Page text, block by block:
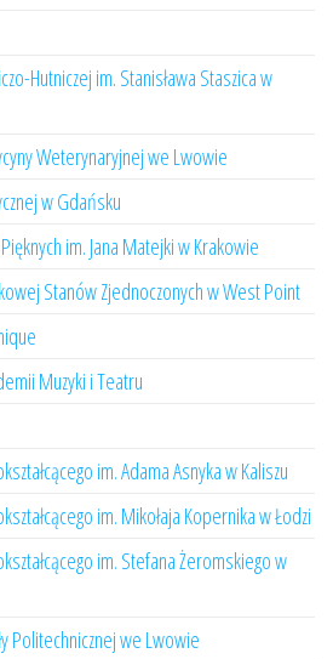
Hutniczej im. Stanisława Staszica w
Weterynaryjnej we Lwowie
w Gdańsku
im. Jana Matejki w Krakowie
Stanów Zjednoczonych w West Point
Muzyki i Teatru
im. Adama Asnyka w Kaliszu
im. Mikołaja Kopernika w Łodzi
im. Stefana Żeromskiego w
Politechnicznej we Lwowie